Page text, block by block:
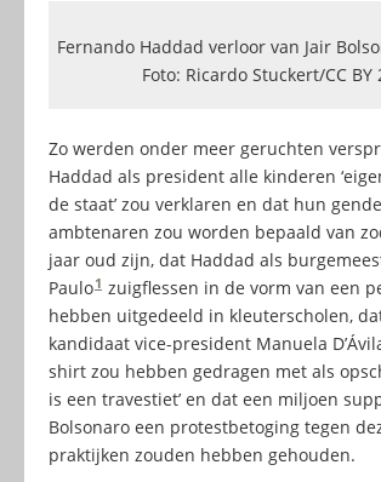
Fernando Haddad verloor van Jair
Foto: Ricardo Stuckert/CC BY
Zo werden onder meer geruchten
Haddad als president alle kinderen
de staat’ zou verklaren en dat hun
ambtenaren zou worden bepaald van
jaar oud zijn, dat Haddad als
Paulo1 zuigflessen in de vorm van een
hebben uitgedeeld in kleuterscholen,
kandidaat vice-president Manuela
shirt zou hebben gedragen met als
is een travestiet’ en dat een miljoen
Bolsonaro een protestbetoging tegen
praktijken zouden hebben gehouden.